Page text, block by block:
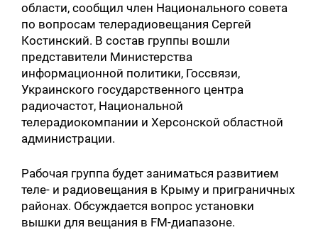
области, сообщил член Национального совета
по вопросам телерадиовещания Сергей
Костинский. В состав группы вошли
представители Министерства
информационной политики, Госсвязи,
Украинского государственного центра
радиочастот, Национальной
телерадиокомпании и Херсонской областной
администрации.
Рабочая группа будет заниматься развитием
теле- и радиовещания в Крыму и приграничных
районах. Обсуждается вопрос установки
вышки для вещания в FM-диапазоне.